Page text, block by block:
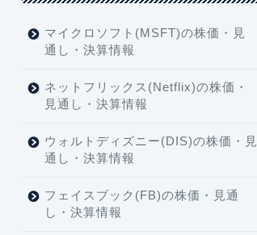
マイクロソフト(MSFT)の株価・見
通し・決算情報
ネットフリックス(Netflix)の株価・
見通し・決算情報
ウォルトディズニー(DIS)の株価・見
通し・決算情報
フェイスブック(FB)の株価・見通
し・決算情報